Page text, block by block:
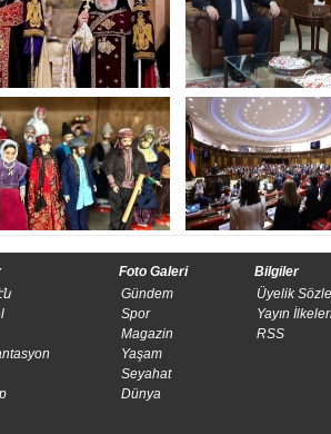
Foto Galeri
Gündem
Spor
Magazin
Yaşam
Seyahat
Dünya
Bilgiler
Üyelik
​Yayın
RSS